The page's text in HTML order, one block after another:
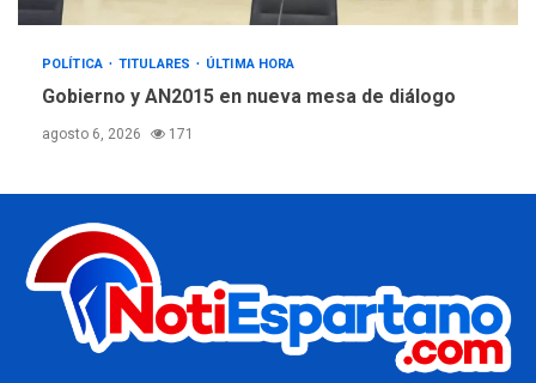
POLÍTICA TITULARES ÚLTIMA HORA
Gobierno y AN2015 en nueva mesa de diálogo
agosto 6, 2026 171